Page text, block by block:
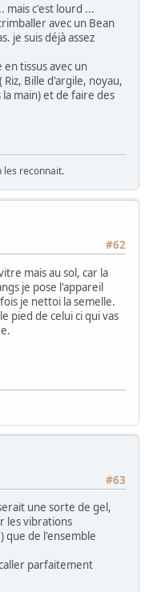
mais c'est lourd ...
avec un Bean
je suis déjà assez
tissus avec un
Bille d'argile, noyau,
la main) et de faire des
les reconnait.
#62
mais au sol, car la
je pose l'appareil
je nettoi la semelle.
pied de celui ci qui vas
#63
une sorte de gel,
les vibrations
que de l'ensemble
parfaitement